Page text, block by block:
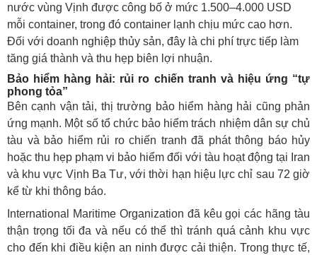
nước vùng Vịnh được công bố ở mức 1.500–4.000 USD
mỗi container, trong đó container lạnh chịu mức cao hơn.
Đối với doanh nghiệp thủy sản, đây là chi phí trực tiếp làm
tăng giá thành và thu hẹp biên lợi nhuận.
Bảo hiểm hàng hải: rủi ro chiến tranh và hiệu ứng “tự
phong tỏa”
Bên cạnh vận tải, thị trường bảo hiểm hàng hải cũng phản
ứng mạnh. Một số tổ chức bảo hiểm trách nhiệm dân sự chủ
tàu và bảo hiểm rủi ro chiến tranh đã phát thông báo hủy
hoặc thu hẹp phạm vi bảo hiểm đối với tàu hoạt động tại Iran
và khu vực Vịnh Ba Tư, với thời hạn hiệu lực chỉ sau 72 giờ
kể từ khi thông báo.
International Maritime Organization đã kêu gọi các hãng tàu
thận trọng tối đa và nếu có thể thì tránh quá cảnh khu vực
cho đến khi điều kiện an ninh được cải thiện. Trong thực tế,